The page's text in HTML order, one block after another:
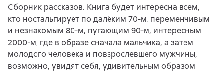
Сборник рассказов. Книга будет интересна всем,
кто ностальгирует по далёким 70-м, переменчивым
и незнакомым 80-м, пугающим 90-м, интересным
2000-м, где в образе сначала мальчика, а затем
молодого человека и повзрослевшего мужчины,
возможно, увидят себя, удивительным образом